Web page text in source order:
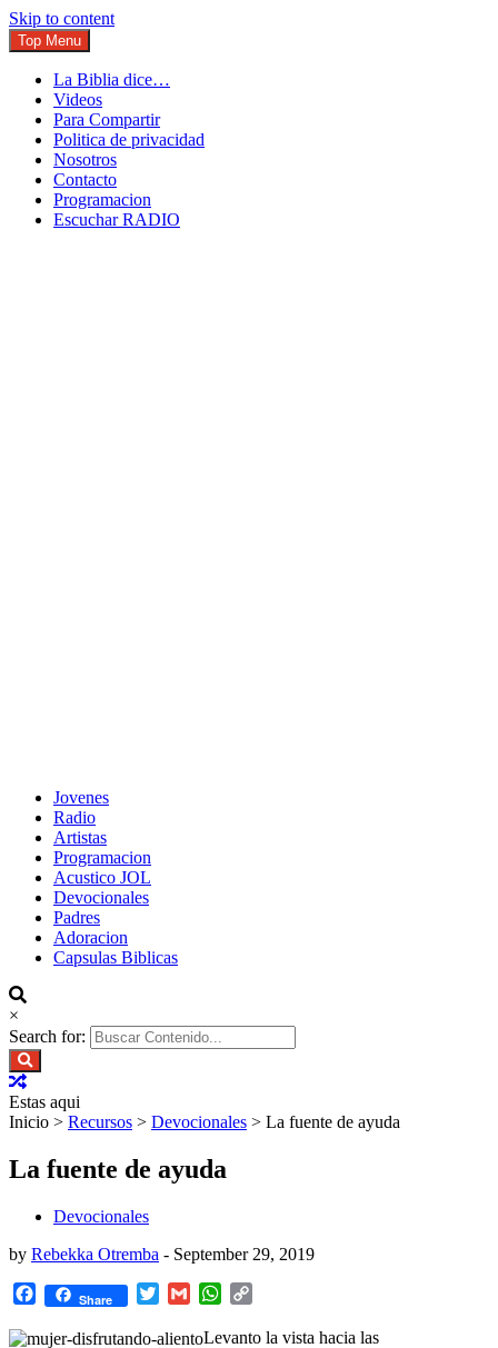
Skip to content
Top Menu
La Biblia dice…
Videos
Para Compartir
Politica de privacidad
Nosotros
Contacto
Programacion
Escuchar RADIO
Jovenes
Radio
Artistas
Programacion
Acustico JOL
Devocionales
Padres
Adoracion
Capsulas Biblicas
×
Search for:
Estas aqui
Inicio > Recursos > Devocionales > La fuente de ayuda
La fuente de ayuda
Devocionales
by Rebekka Otremba - September 29, 2019
FacebookShare TwitterGmail WhatsApp
Levanto la vista hacia las